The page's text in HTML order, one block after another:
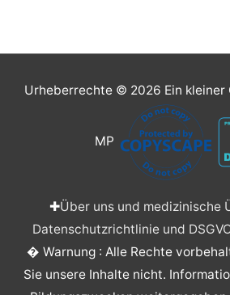
Urheberrechte © 2026 Ein
MP
✚Über uns und medizinische
Datenschutzrichtlinie und
� Warnung : Alle Rechte
Sie unsere Inhalte nicht.